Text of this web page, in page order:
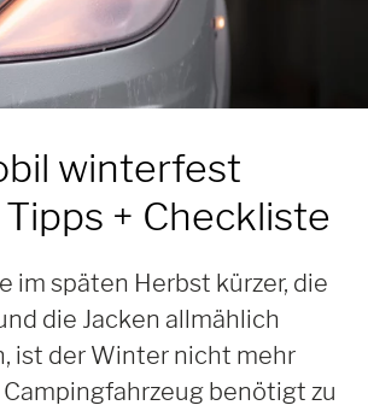
winterfest
Tipps + Checkliste
im späten Herbst kürzer, die
die Jacken allmählich
ist der Winter nicht mehr
benötigt zu